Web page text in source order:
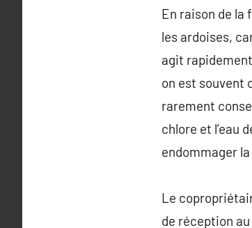
En raison de la
les ardoises,
agit
on est souvent
rarement
chlore et l’eau
endommager
Le
de réception